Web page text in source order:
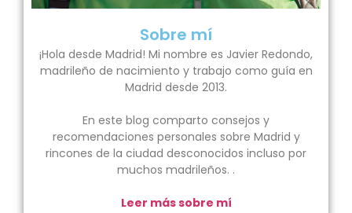
Sobre mí
¡Hola desde Madrid! Mi nombre es Javier Redondo,
madrileño de nacimiento y trabajo como guía en
Madrid desde 2013.
En este blog comparto consejos y
recomendaciones personales sobre Madrid y
rincones de la ciudad desconocidos incluso por
muchos madrileños. .
Leer más sobre mí